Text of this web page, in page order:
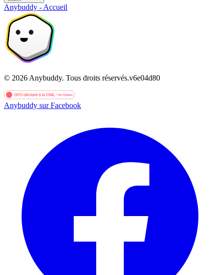
Anybuddy - Accueil
© 2026 Anybuddy. Tous droits réservés.v6e04d80
Anybuddy sur Facebook